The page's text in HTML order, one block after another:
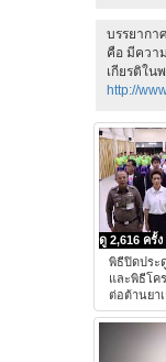
บรรยากา
คือ มีควา
เกียรติใน
http://
ดู 2,616 ครั้ง
พิธีปิด​​ประ
และพิธีโค
ต่อต้านยา